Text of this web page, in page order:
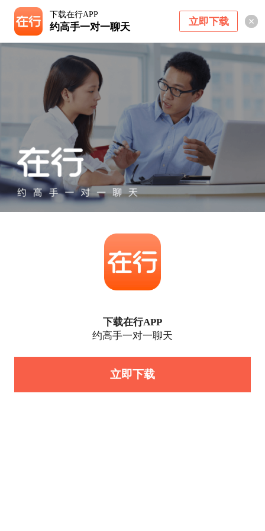
下载在行APP
约高手一对一聊天 立即下载
下载在行APP
约高手一对一聊天
立即下载